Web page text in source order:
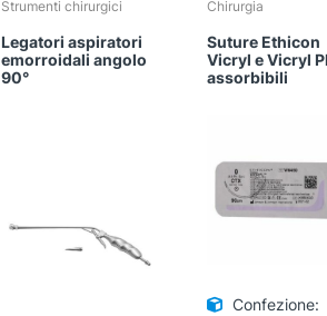
Strumenti chirurgici
Legatori aspiratori
emorroidali angolo
90°
Chirurgia
Suture Ethicon
Vicryl e Vicryl
assorbibili
Confezione: